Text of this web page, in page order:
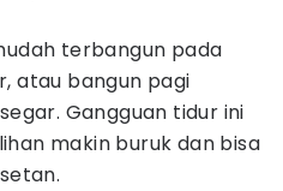
terbangun pada
atau bangun pagi
Gangguan tidur ini
makin buruk dan bisa